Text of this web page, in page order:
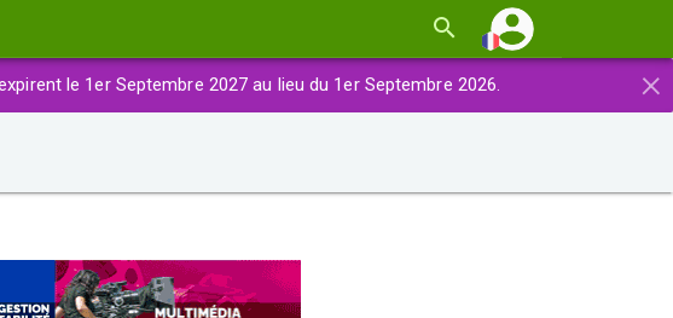
×
le 1er Septembre 2027 au lieu du 1er Septembre 2026.